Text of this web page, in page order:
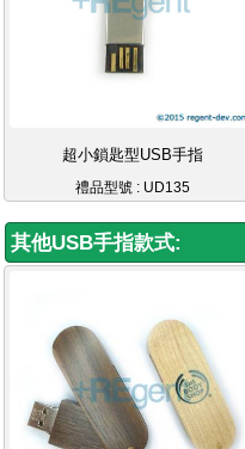
超小鎖匙型USB手指
禮品型號 : UD135
其他USB手指款式: